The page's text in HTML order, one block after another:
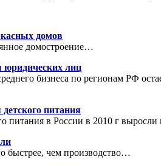
домов
домостроение…
юридических лиц
бизнеса по регионам РФ
питания
питания в России в 2010 г
быстрее, чем производство…